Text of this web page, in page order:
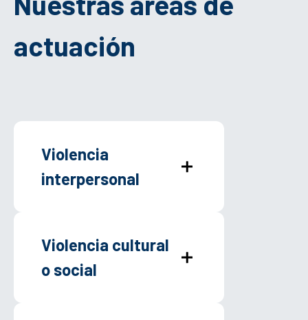
actuación
Violencia
interpersonal
Violencia cultural
o social